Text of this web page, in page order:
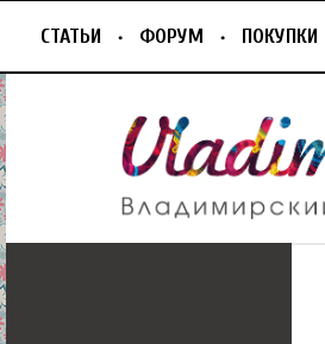
СТАТЬИ ФОРУМ ПОКУПКИ